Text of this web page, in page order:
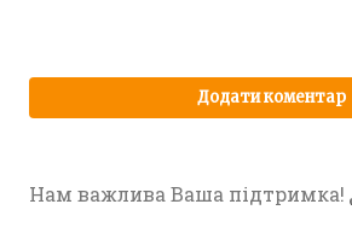
Нам важлива Ваша підтримка!